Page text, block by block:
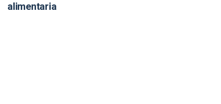
alimentaria